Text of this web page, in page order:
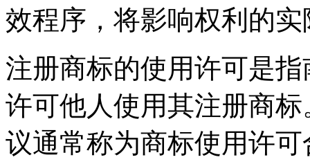
效程序，将影响权利的
注册商标的使用许可是
许可他人使用其注册商
议通常称为商标使用许